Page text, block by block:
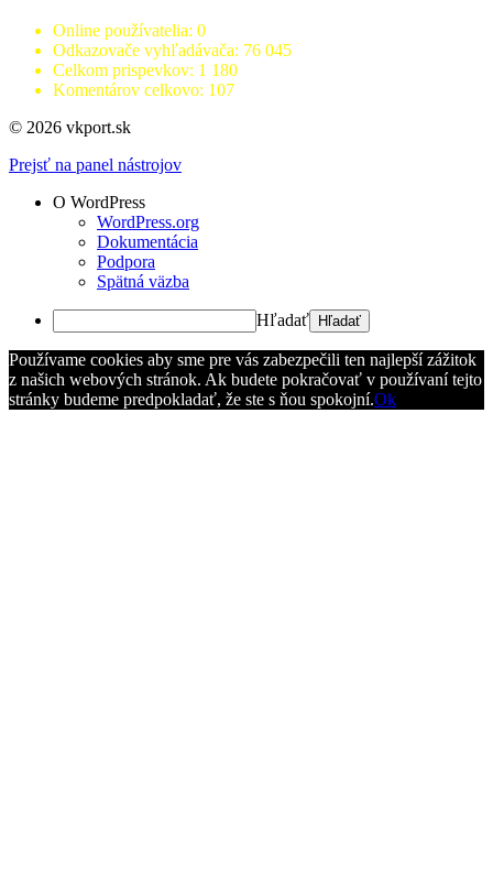
Online používatelia: 0
Odkazovače vyhľadávača: 76 045
Celkom prispevkov: 1 180
Komentárov celkovo: 107
© 2026 vkport.sk
Prejsť na panel nástrojov
O WordPress
WordPress.org
Dokumentácia
Podpora
Spätná väzba
Hľadať
Používame cookies aby sme pre vás zabezpečili ten najlepší zážitok
z našich webových stránok. Ak budete pokračovať v používaní tejto
stránky budeme predpokladať, že ste s ňou spokojní.Ok